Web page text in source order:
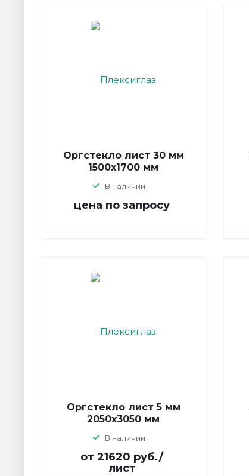
Оргстекло лист 30 мм
1500х1700 мм
В наличии
цена по запросу
Оргстекло лист 5 мм
2050х3050 мм
В наличии
от 21620 руб./
лист